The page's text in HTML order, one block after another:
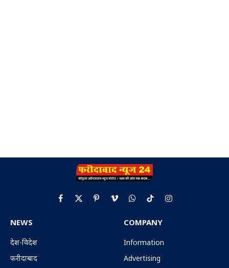
Facebook
X
PinterestVimeoWhatsApp
TikTokInstagram
NEWS
देश-विदेश
फरीदाबाद
COMPANY
Information
Advertising